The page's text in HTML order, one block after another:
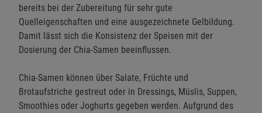
bereits bei der Zubereitung für sehr gute
Quelleigenschaften und eine ausgezeichnete Gelbildung.
Damit lässt sich die Konsistenz der Speisen mit der
Dosierung der Chia-Samen beeinflussen.
Chia-Samen können über Salate, Früchte und
Brotaufstriche gestreut oder in Dressings, Müslis, Suppen,
Smoothies oder Joghurts gegeben werden. Aufgrund des